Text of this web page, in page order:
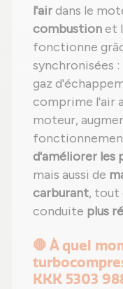
l'airdans le
combustionet
fonctionne
synchronisées
gaz
comprime l'air
moteur,
d'améliorer les
mais aussi de
carburant, tout
conduite plus
🛑 À quel
KKK 5303